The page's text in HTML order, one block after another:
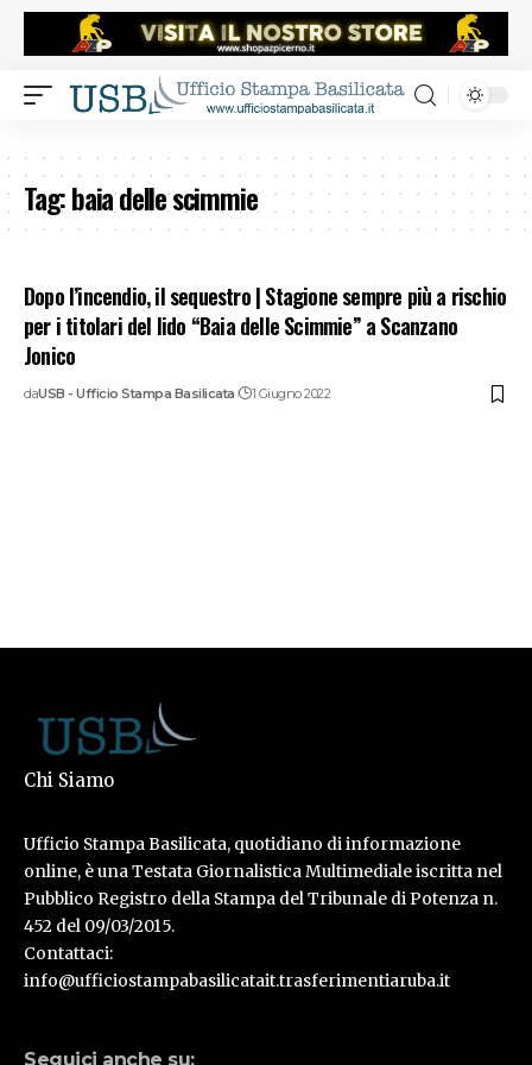
Tag:baia delle scimmie
Dopo l’incendio, il sequestro | Stagione sempre più a rischio
per i titolari del lido “Baia delle Scimmie” a Scanzano
Jonico
daUSB - Ufficio Stampa Basilicata 1 Giugno 2022
Chi Siamo
Ufficio Stampa Basilicata, quotidiano di informazione
online, è una Testata Giornalistica Multimediale iscritta nel
Pubblico Registro della Stampa del Tribunale di Potenza n.
452 del 09/03/2015.
Contattaci:
info@ufficiostampabasilicatait.trasferimentiaruba.it
Seguici anche su: